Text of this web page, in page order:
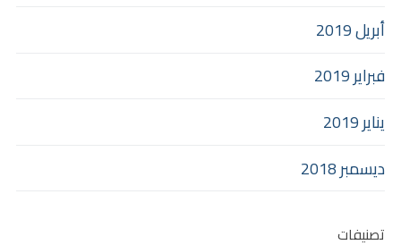
أبريل 2019
فبراير 2019
يناير 2019
ديسمبر 2018
تصنيفات